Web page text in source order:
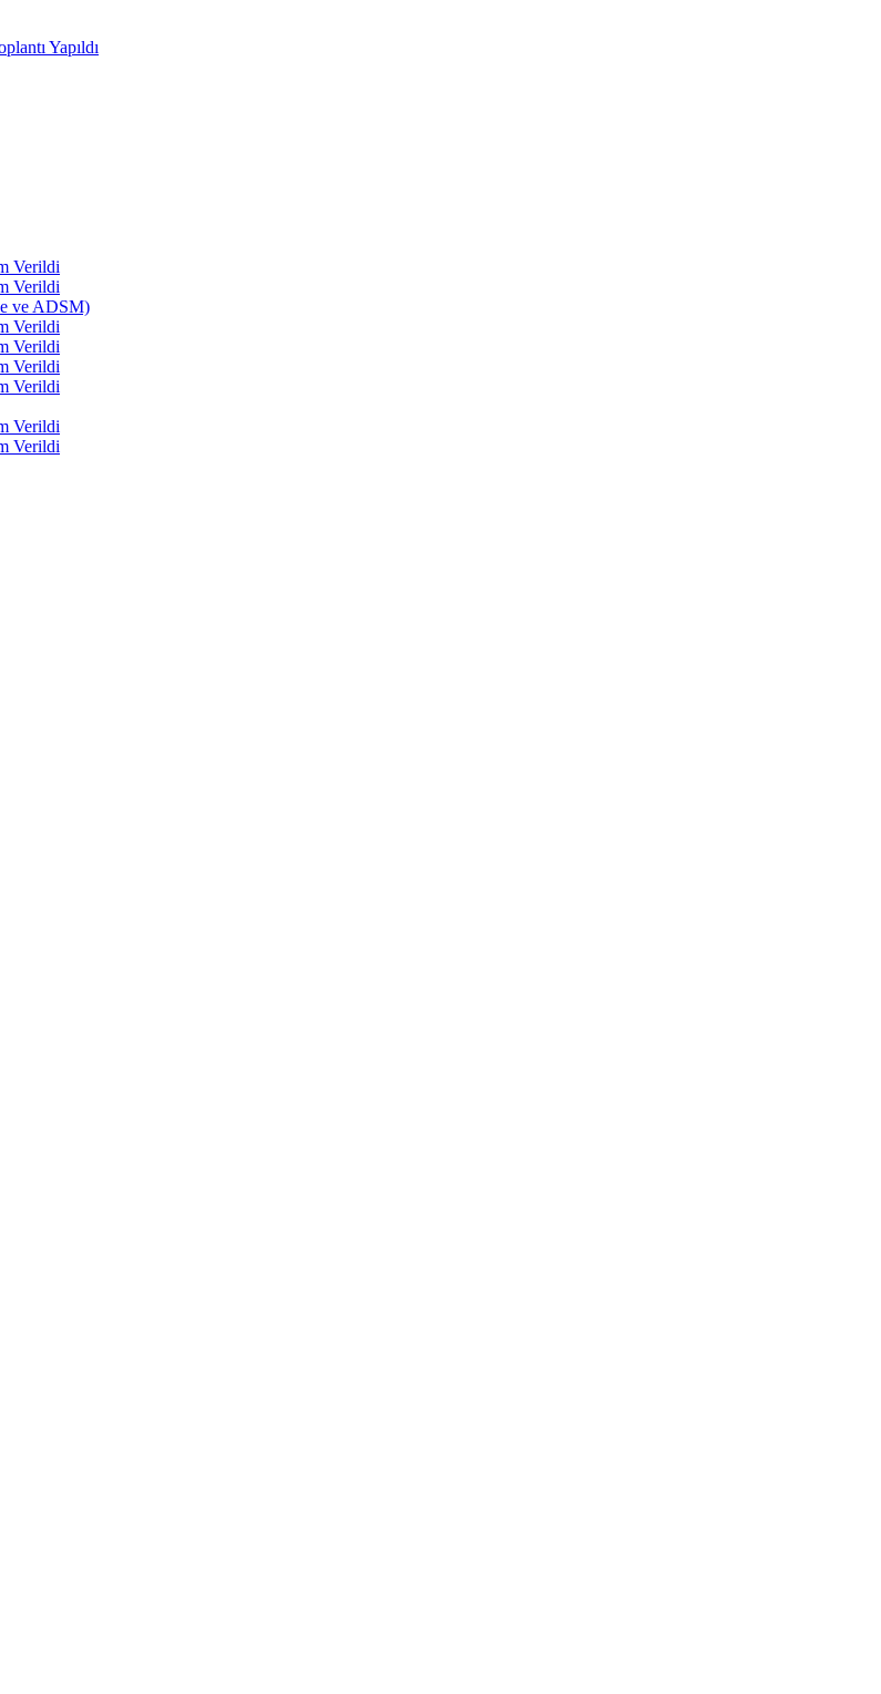
Yapıldı
Verildi
Verildi
ve ADSM)
Verildi
Verildi
Verildi
Verildi
Verildi
Verildi